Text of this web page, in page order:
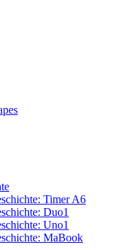
Timer A6
Duo1
Uno1
MaBook